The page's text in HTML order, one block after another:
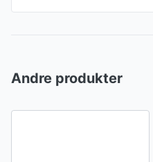
Andre produkter